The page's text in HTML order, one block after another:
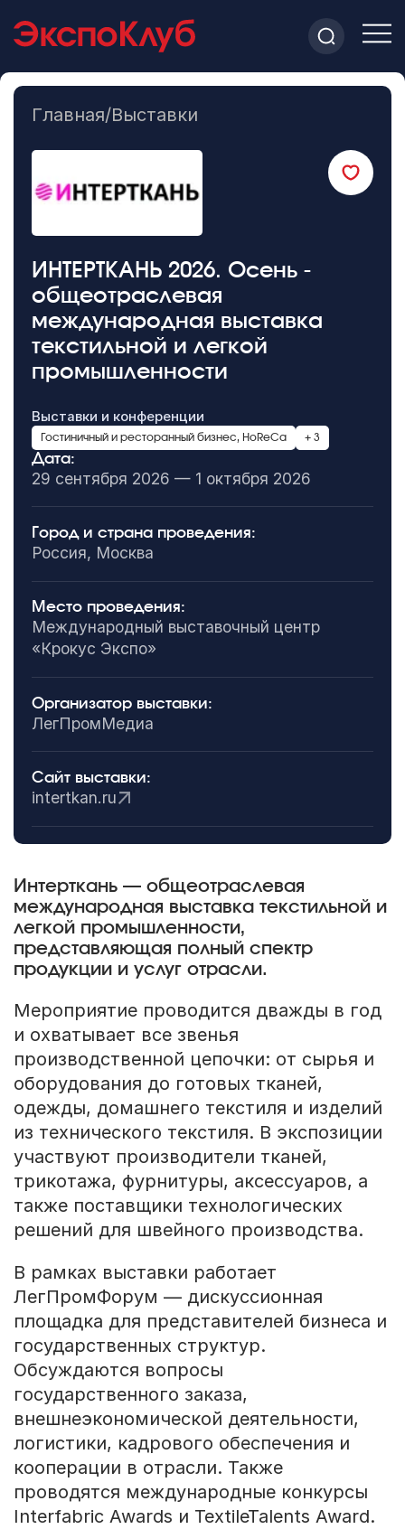
Главная/Выставки
ИНТЕРТКАНЬ 2026. Осень -
общеотраслевая
международная выставка
текстильной и легкой
промышленности
Выставки и конференции
Гостиничный и ресторанный бизнес, HoReCa + 3
Дата:
29 сентября 2026 — 1 октября 2026
Город и страна проведения:
Россия, Москва
Место проведения:
Международный выставочный центр
«Крокус Экспо»
Организатор выставки:
ЛегПромМедиа
Сайт выставки:
intertkan.ru
Интерткань — общеотраслевая
международная выставка текстильной и
легкой промышленности,
представляющая полный спектр
продукции и услуг отрасли.
Мероприятие проводится дважды в год
и охватывает все звенья
производственной цепочки: от сырья и
оборудования до готовых тканей,
одежды, домашнего текстиля и изделий
из технического текстиля. В экспозиции
участвуют производители тканей,
трикотажа, фурнитуры, аксессуаров, а
также поставщики технологических
решений для швейного производства.
В рамках выставки работает
ЛегПромФорум — дискуссионная
площадка для представителей бизнеса и
государственных структур.
Обсуждаются вопросы
государственного заказа,
внешнеэкономической деятельности,
логистики, кадрового обеспечения и
кооперации в отрасли. Также
проводятся международные конкурсы
Interfabric Awards и TextileTalents Award.